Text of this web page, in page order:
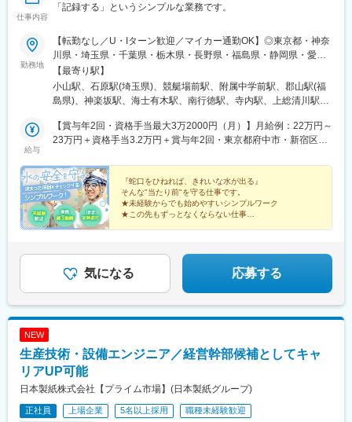
仕事内容
「記録する」というシンプルな業務です。
勤務地
【転勤なし／U・Iターン歓迎／マイカー通勤OK】◎東京都・神奈
川県・埼玉県・千葉県・栃木県・長野県・福島県・静岡県・愛知
県のいずれかの水処理施設へ配属となります。◎配属先は希望を
考慮の上、決定致します。■東京都｜府中市・新宿区■神奈川県｜
藤沢市・伊勢原市・川崎市■埼玉県｜熊谷市・羽生市・深谷市・大
市・佐倉市・松戸市・柏市・千葉市・市原市■栃木県｜小山市・真
岡市・鹿沼市■長野県｜長野市■福島県｜郡山市■静岡県｜静岡
対策：屋内禁煙
【最寄り駅】
小山駅、石原駅(埼玉県)、競艇場前駅、附属中学前駅、郡山駅(福
島県)、神楽坂駅、海士有木駅、南行徳駅、寺内駅、上総清川駅、
戸田駅、思川駅、幕張豊砂駅、佐倉駅、松飛台駅、柏駅、新鹿沼
駅、北鹿沼駅、真岡駅、検見川浜駅、清水駅(静岡県)、新清水駅、
駅、伊東駅、藤沢本町駅、伊勢原駅、新川崎駅、東成岩駅、天竜
川駅、永和駅、島氏永駅、江戸川橋駅、牛込神楽坂駅
給与
【賞与年2回・資格手当最大3万2000円（月）】月給例：22万円～
23万円＋資格手当3.2万円＋賞与年2回・東京都府中市・新宿区月
上、決定致します。※残業代は別途支給致します。・埼玉県熊谷
市・羽生市・深谷市・大里郡寄居町月給22万5,000円～（一律手
当含む）＋賞与年2回※スキル・経験を考慮の上、決定致します。
※残業代は別途支給致します。・上記以外月給22万円～（一律手
当含む）＋賞与年2回※スキル・経験を考慮の上、決定致します。
『蛇口をひねれば、きれいな水が出る』
そんな"当たり前"を守る仕事です。
★未経験からでも始めやすいシンプルワーク
★この先もずっとなくならない仕事
気になる 応募する
NEW
生産技術・設備エンジニア／経営幹部候補としてキャ
リアUP可能
日本製紙株式会社【プライム市場】(日本製紙グループ)
正社員 上場企業 5名以上採用
職種未経験歓迎